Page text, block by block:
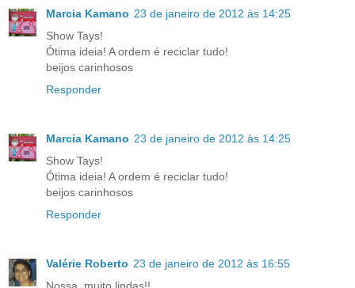
Marcia Kamano 23 de janeiro de 2012 às 14:25
Show Tays!
Ótima ideia! A ordem é reciclar tudo!
beijos carinhosos
Responder
Marcia Kamano 23 de janeiro de 2012 às 14:25
Show Tays!
Ótima ideia! A ordem é reciclar tudo!
beijos carinhosos
Responder
Valérie Roberto 23 de janeiro de 2012 às 16:55
Nossa, muito lindas!!